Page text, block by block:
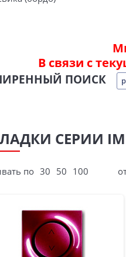
В связи с
ПОИСК
СЕРИИ
по 30 50 100